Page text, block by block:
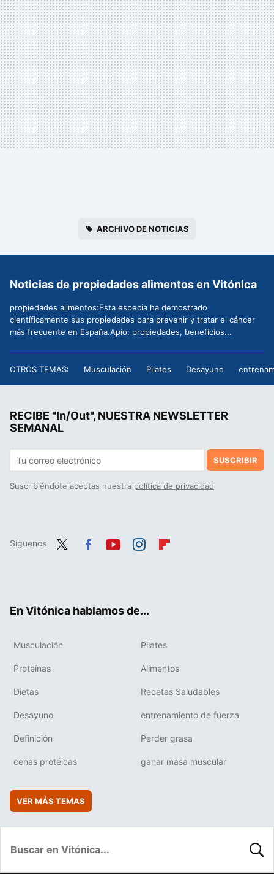
ARCHIVO DE NOTICIAS
Noticias de propiedades alimentos en Vitónica
propiedades alimentos:Esta especia ha demostrado
científicamente sus propiedades para prevenir y tratar el cáncer
más frecuente en España.Apio: propiedades, beneficios...
OTROS TEMAS: Musculación Pilates Desayuno
RECIBE "In/Out", NUESTRA NEWSLETTER
SEMANAL
SUSCRIBIR
Suscribiéndote aceptas nuestra política de privacidad
Síguenos
En Vitónica hablamos de...
Musculación Pilates
Proteínas Alimentos
Dietas Recetas Saludables
Desayuno entrenamiento de fuerza
Definición Perder grasa
cenas protéicas ganar masa muscular
VER MÁS TEMAS